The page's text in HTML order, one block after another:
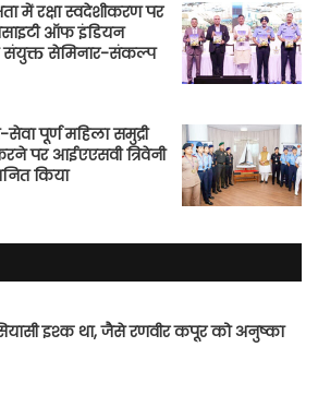
में रक्षा स्वदेशीकरण पर
ऑफ इंडियन
संयुक्त सेमिनार-संकल्प
सेवा पूर्ण महिला समुद्री
पर आईएएसवी त्रिवेनी
किया
इश्क था, जैसे रणवीर कपूर को अनुष्का